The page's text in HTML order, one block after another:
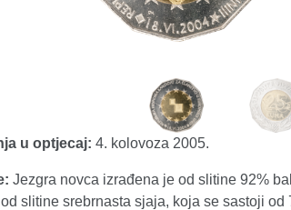
u optjecaj: 4. kolovoza 2005.
Jezgra novca izrađena je od slitine 92%
slitine srebrnasta sjaja, koja se sastoji od